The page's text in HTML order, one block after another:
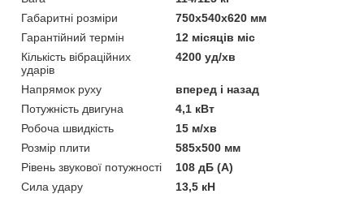
Габаритні розміри
750х540х620 мм
Гарантійний термін
12 місяців міс
Кількість вібраційних
ударів
4200 уд/хв
Напрямок руху
вперед і назад
Потужність двигуна
4,1 кВт
Робоча швидкість
15 м/хв
Розмір плити
585х500 мм
Рівень звукової потужності
108 дБ (A)
Сила удару
13,5 кН